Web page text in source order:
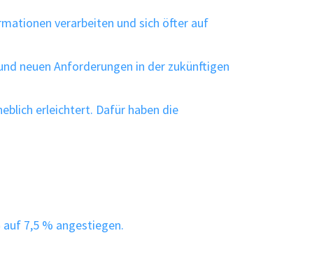
verarbeiten und sich öfter auf
neuen Anforderungen in der zukünftigen
erleichtert. Dafür haben die
7,5 % angestiegen.